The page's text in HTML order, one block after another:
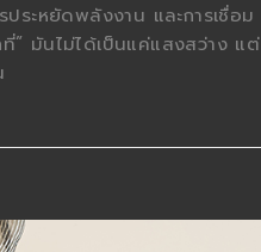
ระหยัดพลังงาน และการเชื่อม
” มันไม่ได้เป็นแค่แสงสว่าง แต่